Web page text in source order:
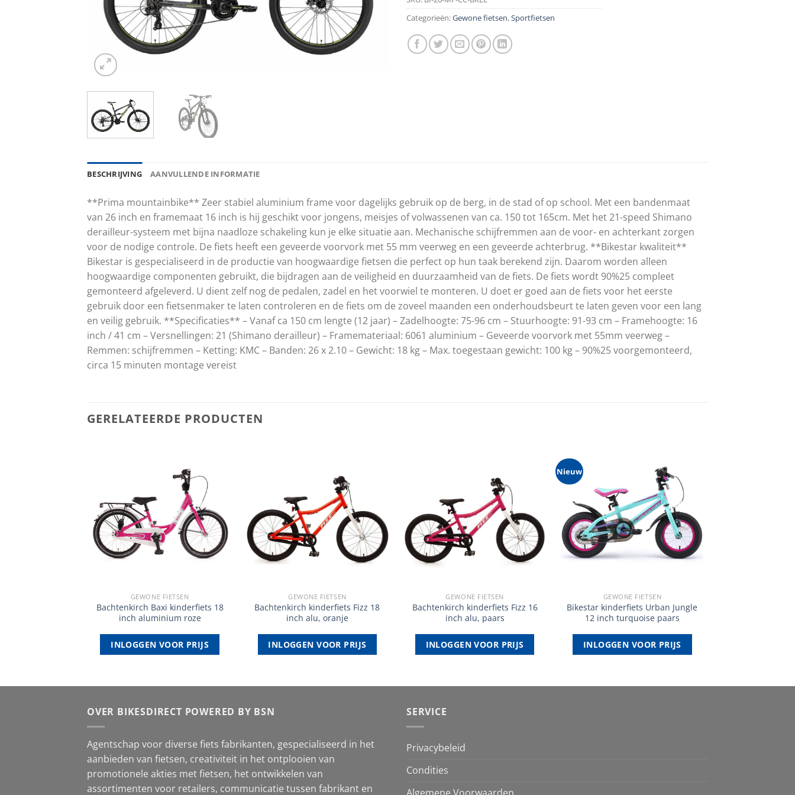
Categorieën:Gewone fietsen,Sportfietsen
BESCHRIJVING AANVULLENDE INFORMATIE
**Prima mountainbike** Zeer stabiel aluminium frame voor dagelijks gebruik op de berg, in de stad of op school. Met een bandenmaat
van 26 inch en framemaat 16 inch is hij geschikt voor jongens, meisjes of volwassenen van ca. 150 tot 165cm. Met het 21-speed Shimano
derailleur-systeem met bijna naadloze schakeling kun je elke situatie aan. Mechanische schijfremmen aan de voor- en achterkant zorgen
voor de nodige controle. De fiets heeft een geveerde voorvork met 55 mm veerweg en een geveerde achterbrug. **Bikestar kwaliteit**
Bikestar is gespecialiseerd in de productie van hoogwaardige fietsen die perfect op hun taak berekend zijn. Daarom worden alleen
hoogwaardige componenten gebruikt, die bijdragen aan de veiligheid en duurzaamheid van de fiets. De fiets wordt 90%25 compleet
gemonteerd afgeleverd. U dient zelf nog de pedalen, zadel en het voorwiel te monteren. U doet er goed aan de fiets voor het eerste
gebruik door een fietsenmaker te laten controleren en de fiets om de zoveel maanden een onderhoudsbeurt te laten geven voor een lang
en veilig gebruik. **Specificaties** – Vanaf ca 150 cm lengte (12 jaar) – Zadelhoogte: 75-96 cm – Stuurhoogte: 91-93 cm – Framehoogte: 16
inch / 41 cm – Versnellingen: 21 (Shimano derailleur) – Framemateriaal: 6061 aluminium – Geveerde voorvork met 55mm veerweg –
Remmen: schijfremmen – Ketting: KMC – Banden: 26 x 2.10 – Gewicht: 18 kg – Max. toegestaan gewicht: 100 kg – 90%25 voorgemonteerd,
circa 15 minuten montage vereist
GERELATEERDE PRODUCTEN
GEWONE FIETSEN
Bachtenkirch Baxi kinderfiets 18
inch aluminium roze
INLOGGEN VOOR PRIJS
GEWONE FIETSEN
Bachtenkirch kinderfiets Fizz 18
inch alu, oranje
INLOGGEN VOOR PRIJS
GEWONE FIETSEN
Bachtenkirch kinderfiets Fizz 16
inch alu, paars
INLOGGEN VOOR PRIJS
Nieuw
GEWONE FIETSEN
Bikestar kinderfiets Urban Jungle
12 inch turquoise paars
INLOGGEN VOOR PRIJS
OVER BIKESDIRECT POWERED BY BSN
Agentschap voor diverse fiets fabrikanten, gespecialiseerd in het
aanbieden van fietsen, creativiteit in het ontplooien van
promotionele akties met fietsen, het ontwikkelen van
assortimenten voor retailers, communicatie tussen fabrikant en
SERVICE
Privacybeleid
Condities